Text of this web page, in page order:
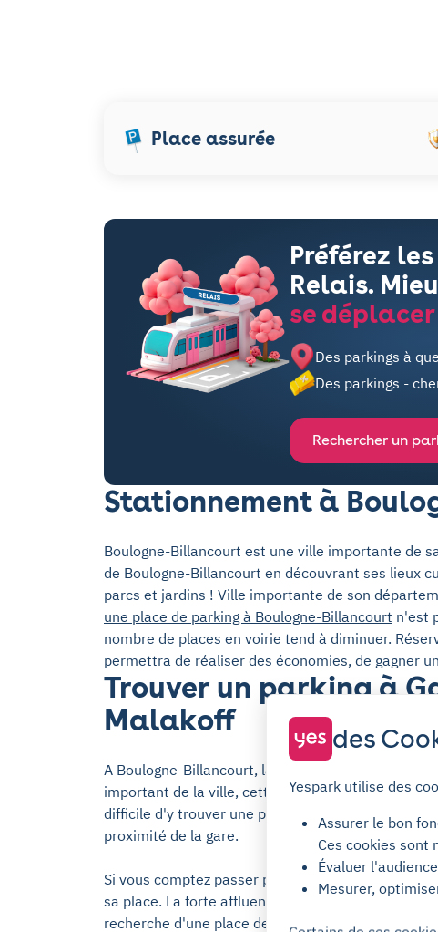
Place assurée
Préférez
Relais.
se
Des parkings à
Des parkings -
Rechercher un
Stationnement à
Boulogne-Billancourt est une ville importante de
de Boulogne-Billancourt en découvrant ses lieux
parcs et jardins ! Ville importante de son
une place de parking à Boulogne-Billancourt n'est
nombre de places en voirie tend à diminuer.
permettra de réaliser des économies, de gagner
Trouver un parking à
Malakoff
A Boulogne-Billancourt, la Gare de Vanves
important de la ville, cette
gare ferrovaireest
difficile d'y trouver une place de parking. Yespark
proximité de la gare.
Si vous comptez passer par la gare pour un
sa place. La forte affluence de voitures dans les
recherche d'une place de parking disponible.
des
Yespark utilise des
Assurer le bon
Ces cookies sont
Évaluer
Mesurer,